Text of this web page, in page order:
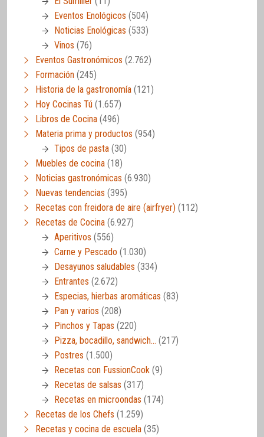
Eventos Enológicos (504)
Noticias Enológicas (533)
Vinos (76)
Eventos Gastronómicos (2.762)
Formación (245)
Historia de la gastronomía (121)
Hoy Cocinas Tú (1.657)
Libros de Cocina (496)
Materia prima y productos (954)
Tipos de pasta (30)
Muebles de cocina (18)
Noticias gastronómicas (6.930)
Nuevas tendencias (395)
Recetas con freidora de aire (airfryer) (112)
Recetas de Cocina (6.927)
Aperitivos (556)
Carne y Pescado (1.030)
Desayunos saludables (334)
Entrantes (2.672)
Especias, hierbas aromáticas (83)
Pan y varios (208)
Pinchos y Tapas (220)
Pizza, bocadillo, sandwich… (217)
Postres (1.500)
Recetas con FussionCook (9)
Recetas de salsas (317)
Recetas en microondas (174)
Recetas de los Chefs (1.259)
Recetas y cocina de escuela (35)